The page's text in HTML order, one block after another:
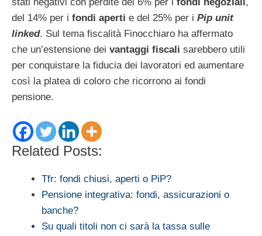
del 14% per i fondi aperti e del 25% per i Pip unit
linked. Sul tema fiscalità Finocchiaro ha affermato
che un’estensione dei vantaggi fiscali sarebbero utili
per conquistare la fiducia dei lavoratori ed aumentare
così la platea di coloro che ricorrono ai fondi
pensione.
Related Posts:
Tfr: fondi chiusi, aperti o PiP?
Pensione integrativa: fondi, assicurazioni o
banche?
Su quali titoli non ci sarà la tassa sulle